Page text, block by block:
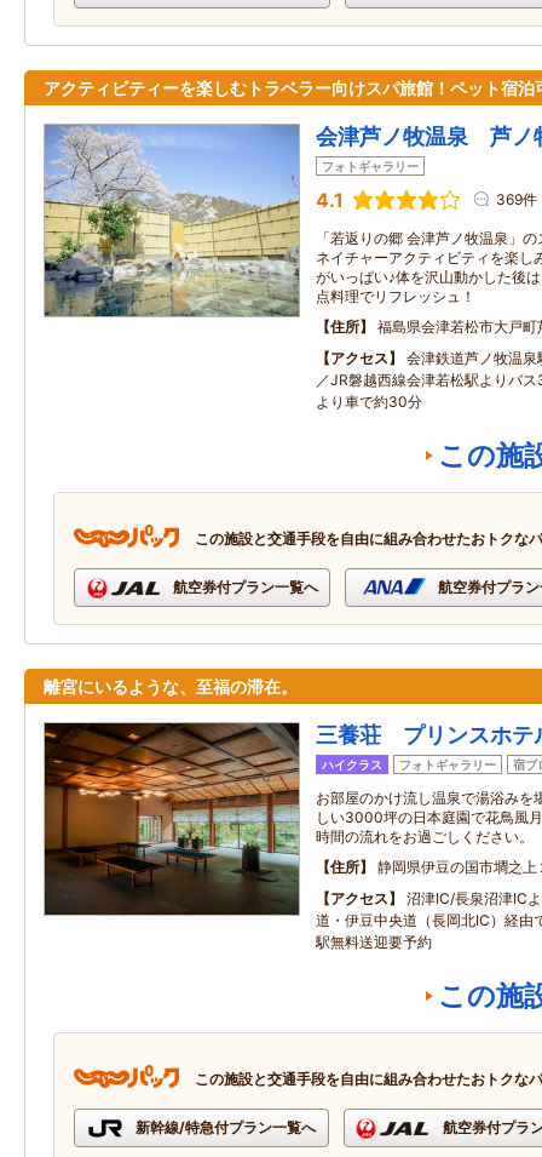
アクティビティーを楽しむトラベラー向けスパ旅館！ペット宿泊
会津芦ノ牧温泉 芦ノ
フォトギャラリー
4.1 369件
「若返りの郷 会津芦ノ牧温泉」
ネイチャーアクティビティを楽し
がいっぱい♪体を沢山動かした後
点料理でリフレッシュ！
住所
福島県会津若松市大戸
アクセス
会津鉄道芦ノ牧温
／JR磐越西線会津若松駅よりバ
より車で約30分
この施
この施設と交通手段を自由に組み合わせたおトクな
航空券付プラン一覧へ 航空券付プラ
離宮にいるような、至福の滞在。
三養荘 プリンスホテ
ハイクラス フォトギャラリー 宿ブ
お部屋のかけ流し温泉で湯浴みを
しい3000坪の日本庭園で花鳥風
時間の流れをお過ごしください。
住所
静岡県伊豆の国市墹之上
アクセス
沼津IC/長泉沼津IC
道・伊豆中央道（長岡北IC）経由
駅無料送迎要予約
この施
この施設と交通手段を自由に組み合わせたおトクな
新幹線/特急付プラン一覧へ 航空券付プラ